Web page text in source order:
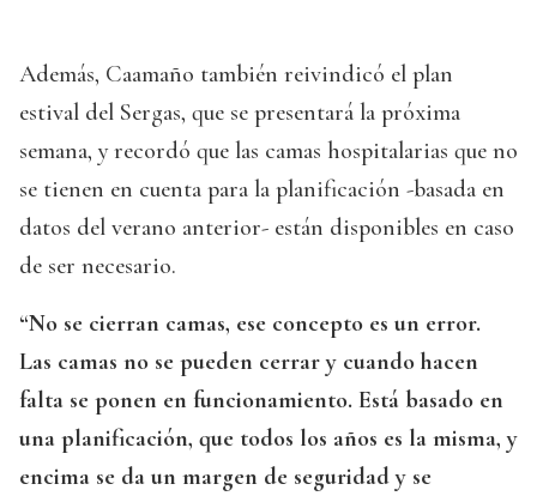
Además, Caamaño también reivindicó el plan
estival del Sergas, que se presentará la próxima
semana, y recordó que las camas hospitalarias que no
se tienen en cuenta para la planificación -basada en
datos del verano anterior- están disponibles en caso
de ser necesario.
“No se cierran camas, ese concepto es un error.
Las camas no se pueden cerrar y cuando hacen
falta se ponen en funcionamiento. Está basado en
una planificación, que todos los años es la misma, y
encima se da un margen de seguridad y se